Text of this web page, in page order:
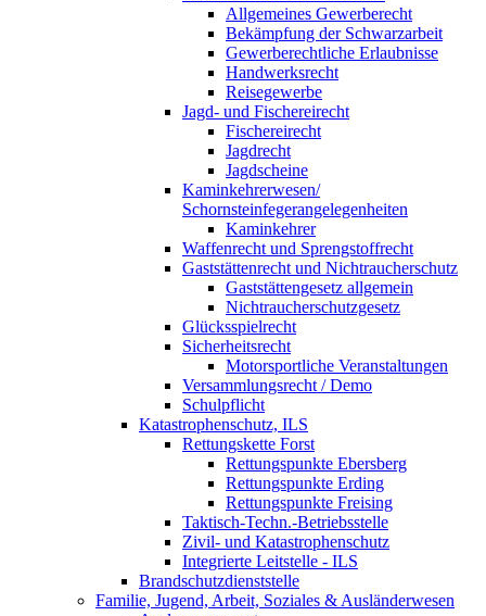
Allgemeines Gewerberecht
Bekämpfung der Schwarzarbeit
Gewerberechtliche Erlaubnisse
Handwerksrecht
Reisegewerbe
Jagd- und Fischereirecht
Fischereirecht
Jagdrecht
Jagdscheine
Kaminkehrerwesen/
Schornsteinfegerangelegenheiten
Kaminkehrer
Waffenrecht und Sprengstoffrecht
Gaststättenrecht und Nichtraucherschutz
Gaststättengesetz allgemein
Nichtraucherschutzgesetz
Glücksspielrecht
Sicherheitsrecht
Motorsportliche Veranstaltungen
Versammlungsrecht / Demo
Schulpflicht
Katastrophenschutz, ILS
Rettungskette Forst
Rettungspunkte Ebersberg
Rettungspunkte Erding
Rettungspunkte Freising
Taktisch-Techn.-Betriebsstelle
Zivil- und Katastrophenschutz
Integrierte Leitstelle - ILS
Brandschutzdienststelle
Familie, Jugend, Arbeit, Soziales & Ausländerwesen